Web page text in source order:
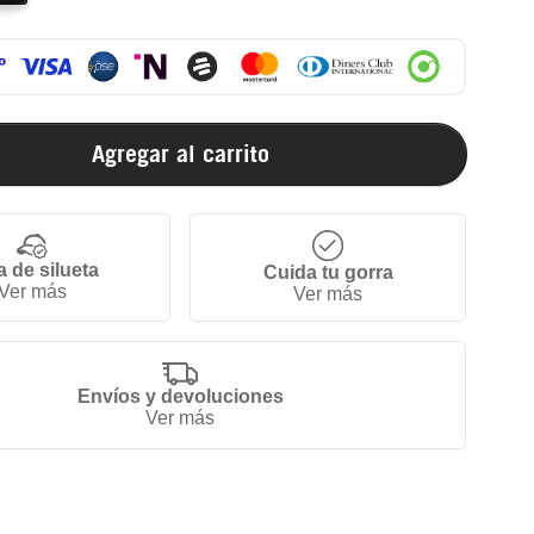
Agregar al carrito
de silueta
más
Cuida tu gorra
Ver más
Envíos y devoluciones
Ver más